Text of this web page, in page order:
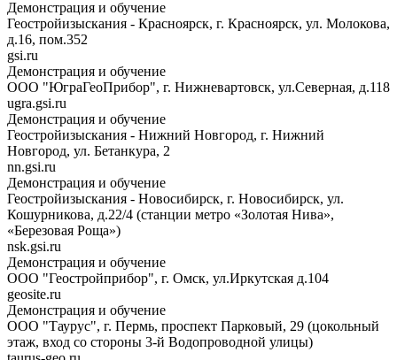
Демонстрация и обучение
Геостройизыскания - Красноярск, г. Красноярск, ул. Молокова,
д.16, пом.352
gsi.ru
Демонстрация и обучение
ООО "ЮграГеоПрибор", г. Нижневартовск, ул.Северная, д.118
ugra.gsi.ru
Демонстрация и обучение
Геостройизыскания - Нижний Новгород, г. Нижний
Новгород, ул. Бетанкура, 2
nn.gsi.ru
Демонстрация и обучение
Геостройизыскания - Новосибирск, г. Новосибирск, ул.
Кошурникова, д.22/4 (станции метро «Золотая Нива»,
«Березовая Роща»)
nsk.gsi.ru
Демонстрация и обучение
ООО "Геостройприбор", г. Омск, ул.Иркутская д.104
geosite.ru
Демонстрация и обучение
ООО "Таурус", г. Пермь, проспект Парковый, 29 (цокольный
этаж, вход со стороны 3-й Водопроводной улицы)